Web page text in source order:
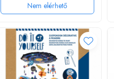
Nem elérhető